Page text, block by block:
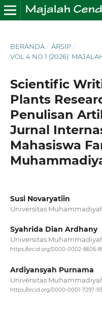
BERANDA / ARSIP /
VOL 4 NO 1 (2026):
Scientific
Plants
Penulisan
Jurnal
Mahasiswa
Susi Novaryatiin
Universitas
Syahrida Dian Ardhany
Universitas
https://orcid.org/0000-0002-8606-
Ardiyansyah Purnama
Universitas
https://orcid.org/0000-0001-7297-